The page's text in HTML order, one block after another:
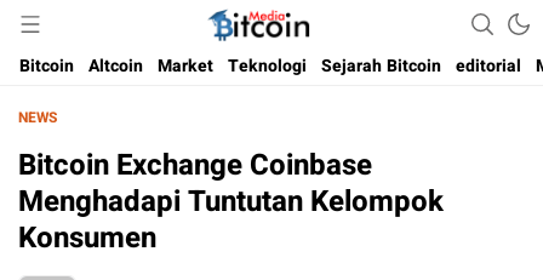
Bitcoin Media Indonesia
Media Bitcoin dan Cryptocurrency, dan Blockchain di Indonesia
Bitcoin Altcoin Market Teknologi Sejarah Bitcoin editorial
NEWS
Bitcoin Exchange Coinbase
Menghadapi Tuntutan Kelompok
Konsumen